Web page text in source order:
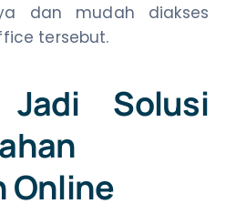
dan mudah diakses
tersebut.
Solusi
Online